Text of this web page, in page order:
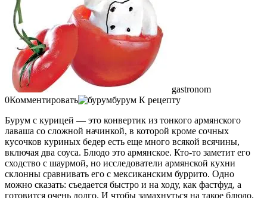
gastronom
0Комментировать
бурум К рецепту
Бурум с курицей — это конвертик из тонкого армянского
лаваша со сложной начинкой, в которой кроме сочных
кусочков куриных бедер есть еще много всякой всячины,
включая два соуса. Блюдо это армянское. Кто-то заметит его
сходство с шаурмой, но исследователи армянской кухни
склонны сравнивать его с мексиканским буррито. Одно
можно сказать: съедается быстро и на ходу, как фастфуд, а
готовится очень долго. И чтобы замахнуться на такое блюдо,